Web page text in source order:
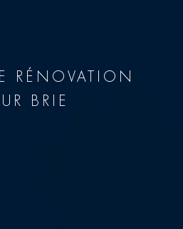
RÉNOVATION
BRIE